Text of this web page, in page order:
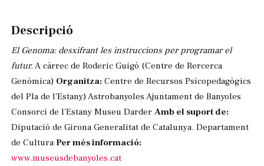
Descripció
El Genoma: desxifrant les instruccions per programar el
futur. A càrrec de Roderic Guigó (Centre de Rercerca
Genòmica) Organitza: Centre de Recursos Psicopedagògics
del Pla de l'Estany) Astrobanyoles Ajuntament de Banyoles
Consorci de l'Estany Museu Darder Amb el suport de:
Diputació de Girona Generalitat de Catalunya. Departament
de Cultura Per més informació:
www.museusdebanyoles.cat